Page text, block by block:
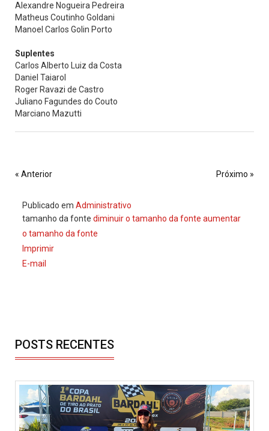
Alexandre Nogueira Pedreira
Matheus Coutinho Goldani
Manoel Carlos Golin Porto
Suplentes
Carlos Alberto Luiz da Costa
Daniel Taiarol
Roger Ravazi de Castro
Juliano Fagundes do Couto
Marciano Mazutti
« Anterior Próximo »
Publicado em Administrativo
tamanho da fonte diminuir o tamanho da fonte aumentar
o tamanho da fonte
Imprimir
E-mail
POSTS RECENTES